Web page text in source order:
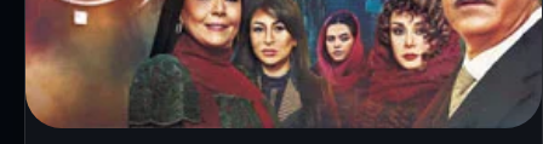
الحلقة
الثالثة
والعشرون